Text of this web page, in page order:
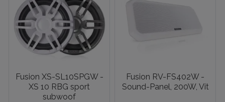
Fusion XS-SL10SPGW -
XS 10 RBG sport
subwoof
Fusion RV-FS402W -
Sound-Panel, 200W, Vit